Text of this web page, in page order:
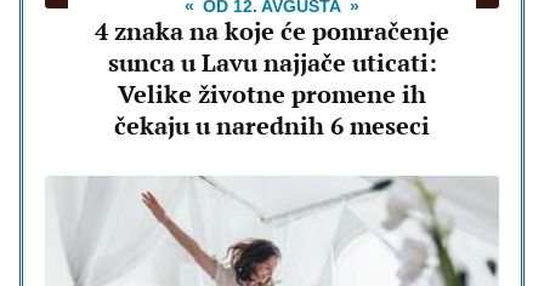
OD 12. AVGUSTA
4 znaka na koje će pomračenje
sunca u Lavu najjače uticati:
Velike životne promene ih
čekaju u narednih 6 meseci